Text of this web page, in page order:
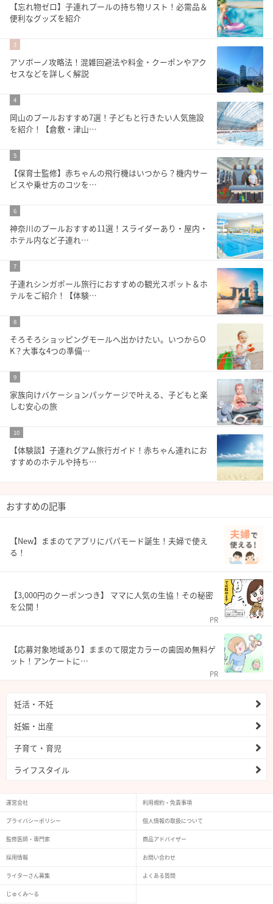
【忘れ物ゼロ】子連れプールの持ち物リスト！必需品＆
便利なグッズを紹介
3
アソボーノ攻略法！混雑回避法や料金・クーポンやアク
セスなどを詳しく解説
4
岡山のプールおすすめ7選！子どもと行きたい人気施設
を紹介！【倉敷・津山…
5
【保育士監修】赤ちゃんの飛行機はいつから？機内サー
ビスや乗せ方のコツを…
6
神奈川のプールおすすめ11選！スライダーあり・屋内・
ホテル内など子連れ…
7
子連れシンガポール旅行におすすめの観光スポット＆ホ
テルをご紹介！【体験…
8
そろそろショッピングモールへ出かけたい。いつからO
K？大事な4つの準備…
9
家族向けバケーションパッケージで叶える、子どもと楽
しむ安心の旅
10
【体験談】子連れグアム旅行ガイド！赤ちゃん連れにお
すすめのホテルや持ち…
おすすめの記事
【New】ままのてアプリにパパモード誕生！夫婦で使え
る！
【3,000円のクーポンつき】 ママに人気の生協！その秘密
を公開！
PR
【応募対象地域あり】ままのて限定カラーの歯固め無料ゲ
ット！アンケートに…
PR
妊活・不妊
妊娠・出産
子育て・育児
ライフスタイル
運営会社 利用規約・免責事項
プライバシーポリシー 個人情報の取扱について
監修医師・専門家 商品アドバイザー
採用情報 お問い合わせ
ライターさん募集 よくある質問
じゅくみ〜る